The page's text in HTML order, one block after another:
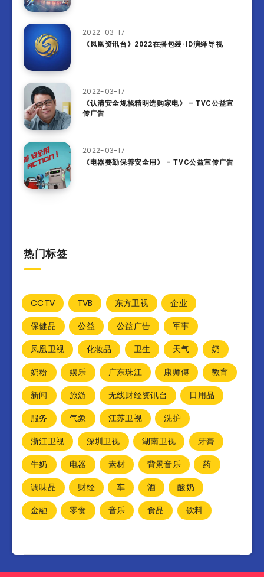
2022-03-17
《凤凰资讯台》2022在播包装-ID演绎导视
2022-03-17
《认清安全规格精明选购家电》 – TVC公益宣
传广告
2022-03-17
《电器要勤保养安全用》 – TVC公益宣传广告
热门标签
CCTV TVB 东方卫视
企业
保健品
公益 公益广告
军事
凤凰卫视
化妆品 卫生 天气
奶
奶粉
娱乐 广东珠江 康师傅
教育
新闻
旅游 无线财经资讯台
日用品
服务
气象 江苏卫视
洗护
浙江卫视
深圳卫视 湖南卫视
牙膏
牛奶
电器 素材 背景音乐
药
调味品
财经 车 酒
酸奶
金融
零食 音乐 食品 饮料